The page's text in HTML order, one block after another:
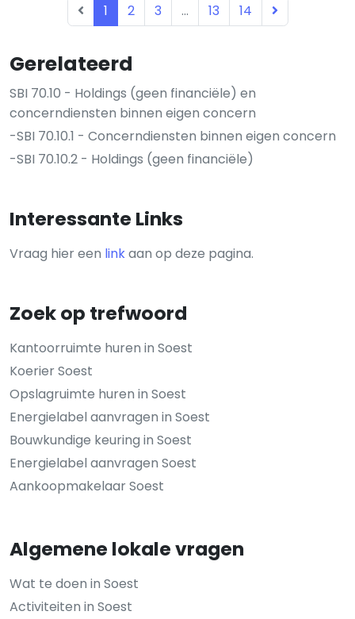
Gerelateerd
SBI 70.10 - Holdings (geen financiële) en
concerndiensten binnen eigen concern
-SBI 70.10.1 - Concerndiensten binnen eigen concern
-SBI 70.10.2 - Holdings (geen financiële)
Interessante Links
Vraag hier een linkaan op deze pagina.
Zoek op trefwoord
Kantoorruimte huren in Soest
Koerier Soest
Opslagruimte huren in Soest
Energielabel aanvragen in Soest
Bouwkundige keuring in Soest
Energielabel aanvragen Soest
Aankoopmakelaar Soest
Algemene lokale vragen
Wat te doen in Soest
Activiteiten in Soest
1 2 3 ... 13 14